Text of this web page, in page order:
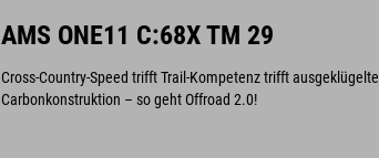
AMS ONE11 C:68X TM 29
Cross-Country-Speed trifft Trail-Kompetenz trifft ausgeklügelte
Carbonkonstruktion – so geht Offroad 2.0!